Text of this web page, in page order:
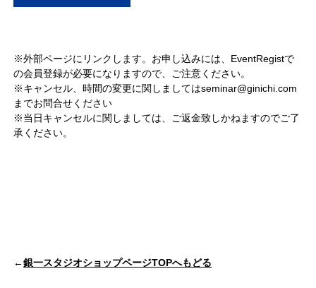
※外部ページにリンクします。お申し込みには、EventRegistで
の会員登録が必要になりますので、ご注意ください。
※キャンセル、時間の変更に関しましてはseminar@ginichi.com
までお問合せください
※当日キャンセルに関しましては、ご返金致しかねますのでご了
承ください。
←銀一スタジオショップページTOPへもどる